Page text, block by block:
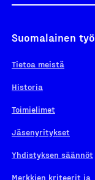
Suomalainen työ
Tietoa meistä
Historia
Toimielimet
Jäsenyritykset
Yhdistyksen säännöt
Merkkien kriteerit ja